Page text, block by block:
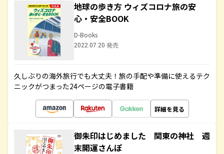
地球の歩き方 ウィズコロナ旅の安
心・安全BOOK
D-Books
2022.07.20 発売
久しぶりの海外旅行でも大丈夫！旅の手配や準備に使えるテク
ニックがつまった24ページの電子書籍
詳細を見る
御朱印はじめました 関東の神社 週
末開運さんぽ